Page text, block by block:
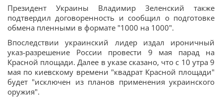
Президент Украины Владимир Зеленский также
подтвердил договоренность и сообщил о подготовке
обмена пленными в формате "1000 на 1000".
Впоследствии украинский лидер издал ироничный
указ-разрешение России провести 9 мая парад на
Красной площади. Далее в указе сказано, что с 10 утра 9
мая по киевскому времени "квадрат Красной площади"
будет "исключен из планов применения украинского
оружия".